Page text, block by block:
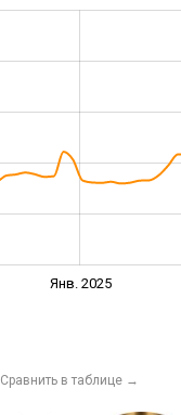
Янв. 2025
Сравнить в таблице →